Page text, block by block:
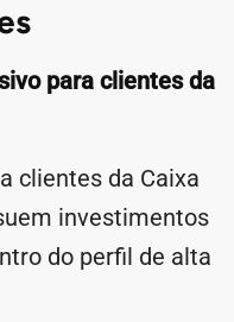
para clientes da
clientes da Caixa
investimentos
do perfil de alta